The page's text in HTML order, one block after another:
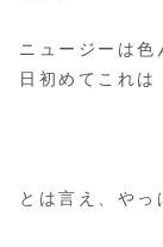
ニュージーは
日初めてこれは
とは言え、やっ